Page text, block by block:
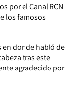
por el Canal RCN
los famosos
en donde habló de
tras este
agradecido por